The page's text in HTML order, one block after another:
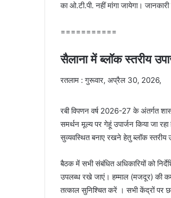
का ओ.टी.पी. नहीं मांगा जायेगा।
===========
सैलाना में ब्लॉक स्तरीय
रतलाम : गुरूवार, अप्रैल 30, 2026,
रबी विपणन वर्ष 2026-27 के अंतर्गत
समर्थन मूल्य पर गेहूं उपार्जन किया जा
सुव्यवस्थित बनाए रखने हेतु ब्लॉक स्तरीय
बैठक में सभी संबंधित अधिकारियों को
उपलब्ध रखे जाएं। हम्माल (मजदूर) की
तत्काल सुनिश्चित करें । सभी केंद्रों पर